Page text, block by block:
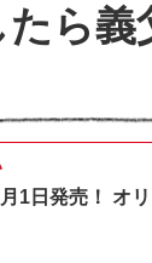
たら
1日発売！ オ